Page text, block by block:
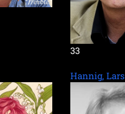
33
Hannig, Lars